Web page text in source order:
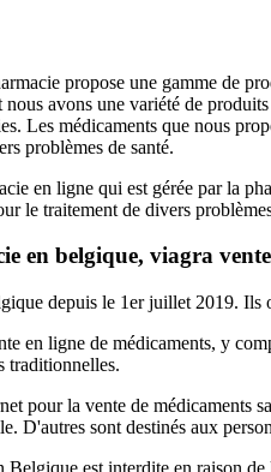
propose une gamme de
avons une variété de
Les médicaments que nous
problèmes de santé.
en ligne qui est gérée par la
le traitement de divers
en belgique, viagra
depuis le 1er juillet 2019.
en ligne de médicaments, y
traditionnelles.
pour la vente de médicaments
D'autres sont destinés aux